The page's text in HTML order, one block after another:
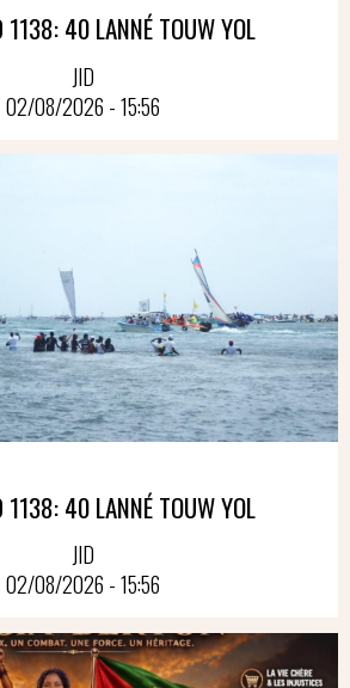
1138: 40 LANNÉ TOUW YOL
JID
02/08/2026 - 15:56
1138: 40 LANNÉ TOUW YOL
JID
02/08/2026 - 15:56